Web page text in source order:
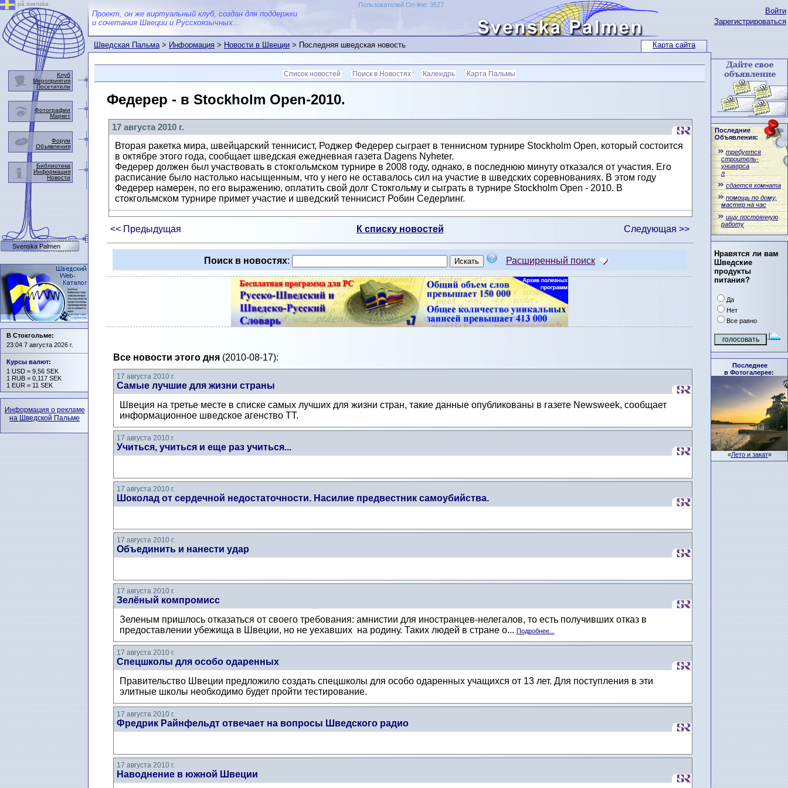
Карта сайта
Войти
Зарегистрироваться
Последние
Объявления:
требуется
строитель-
универса
л
сдается комната
помощь по дому,
мастер на час
ищу постоянную
работу
Нравятся ли вам
Шведские
продукты
питания?
Да
Нет
Все равно
Последнее
в Фотогалерее:
«Лето и закат»
Проект, он же виртуальный клуб, создан для поддержки
и сочетания Швеции и Русскоязычных...
Пользователей On-line: 3527
Шведская Пальма>Информация>Новости в Швеции> Последняя шведская новость
Список новостей Поиск в Новостях Календрь Карта Пальмы
Федерер - в Stockholm Open-2010.
17 августа 2010 г.
Вторая ракетка мира, швейцарский теннисист, Роджер Федерер сыграет в теннисном турнире Stockholm Open, который состоится
в октябре этого года, сообщает шведская ежедневная газета Dagens Nyheter.
Федерер должен был участвовать в стокгольмском турнире в 2008 году, однако, в последнюю минуту отказался от участия. Его
расписание было настолько насыщенным, что у него не оставалось сил на участие в шведских соревнованиях. В этом году
Федерер намерен, по его выражению, оплатить свой долг Стокгольму и сыграть в турнире Stockholm Open - 2010. В
стокгольмском турнире примет участие и шведский теннисист Робин Седерлинг.
<< Предыдущая К списку новостей Следующая >>
Поиск в новостях: Расширенный поиск
Все новости этого дня(2010-08-17):
17 августа 2010 г.
Самые лучшие для жизни страны
Швеция на третье месте в списке самых лучших для жизни стран, такие данные опубликованы в газете Newsweek, сообщает
информационное шведское агенство ТТ.
17 августа 2010 г.
Учиться, учиться и еще раз учиться...
17 августа 2010 г.
Шоколад от сердечной недостаточности. Насилие предвестник самоубийства.
17 августа 2010 г.
Объединить и нанести удар
17 августа 2010 г.
Зелёный компромисс
Зеленым пришлось отказаться от своего требования: амнистии для иностранцев-нелегалов, то есть получивших отказ в
предоставлении убежища в Швеции, но не уехавших на родину. Таких людей в стране о... Подробнее...
17 августа 2010 г.
Спецшколы для особо одаренных
Правительство Швеции предложило создать спецшколы для особо одаренных учащихся от 13 лет. Для поступления в эти
элитные школы необходимо будет пройти тестирование.
17 августа 2010 г.
Фредрик Райнфельдт отвечает на вопросы Шведского радио
17 августа 2010 г.
Наводнение в южной Швеции
på svenska
Клуб
Мероприятия
Посетители
Фотографии
Маркет
Форум
Объявления
Библиотека
Информация
Новости
Svenska Palmen
В Стокгольме:
23:04 7 августа 2026 г.
Курсы валют:
1 USD = 9,56 SEK
1 RUB = 0,117 SEK
1 EUR = 11 SEK
Информация о рекламе
на Шведской Пальме